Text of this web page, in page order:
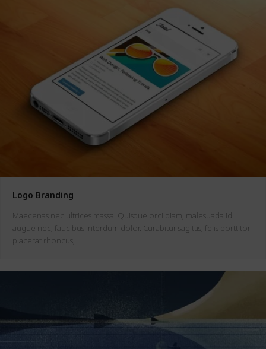
Logo Branding
Maecenas nec ultrices massa. Quisque orci diam, malesuada id
augue nec, faucibus interdum dolor. Curabitur sagittis, felis porttitor
placerat rhoncus,…